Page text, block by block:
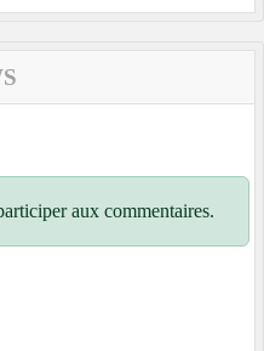
aux commentaires.